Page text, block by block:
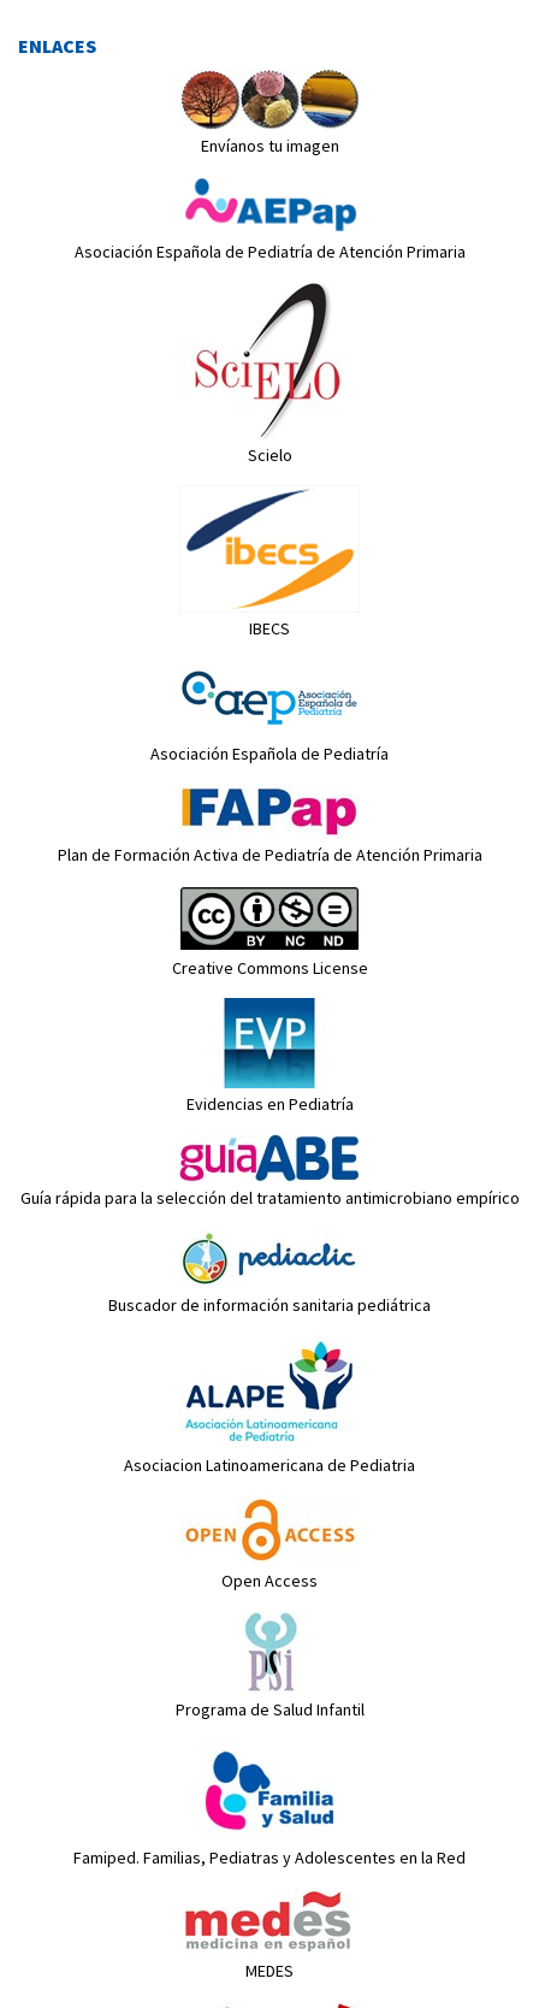
ENLACES
Envíanos tu imagen
Asociación Española de Pediatría de Atención Primaria
Scielo
IBECS
Asociación Española de Pediatría
Plan de Formación Activa de Pediatría de Atención Primaria
Creative Commons License
Evidencias en Pediatría
Guía rápida para la selección del tratamiento antimicrobiano empírico
Buscador de información sanitaria pediátrica
Asociacion Latinoamericana de Pediatria
Open Access
Programa de Salud Infantil
Famiped. Familias, Pediatras y Adolescentes en la Red
MEDES